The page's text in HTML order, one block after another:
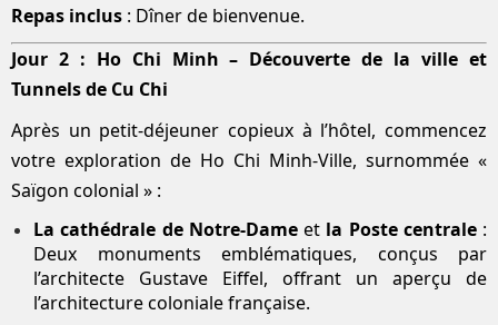
Repas inclus : Dîner de bienvenue.
Jour 2 : Ho Chi Minh – Découverte de la ville et
Tunnels de Cu Chi
Après un petit-déjeuner copieux à l’hôtel, commencez
votre exploration de Ho Chi Minh-Ville, surnommée «
Saïgon colonial » :
La cathédrale de Notre-Dameet la Poste centrale:
Deux monuments emblématiques, conçus par
l’architecte Gustave Eiffel, offrant un aperçu de
l’architecture coloniale française.